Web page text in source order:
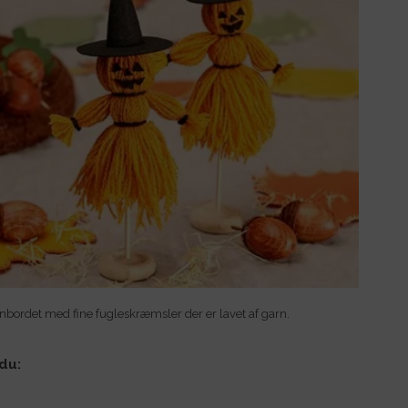
med fine fugleskræmsler der er lavet af garn.